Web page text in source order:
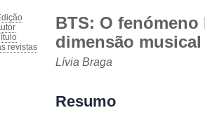
revistas
BTS: O
dimensão musical
Lívia Braga
Resumo